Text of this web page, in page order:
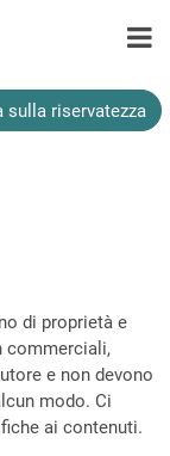
sulla riservatezza
di proprietà e
commerciali,
e non devono
modo. Ci
ai contenuti.